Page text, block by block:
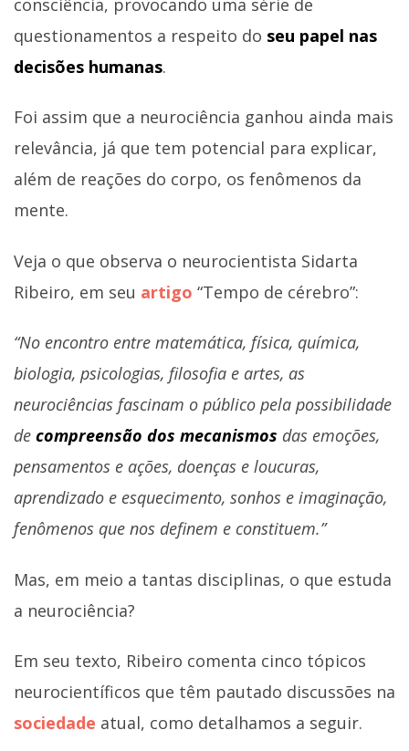
consciência, provocando uma série de
questionamentos a respeito do seu papel nas
decisões humanas.
Foi assim que a neurociência ganhou ainda mais
relevância, já que tem potencial para explicar,
além de reações do corpo, os fenômenos da
mente.
Veja o que observa o neurocientista Sidarta
Ribeiro, em seu artigo “Tempo de cérebro”:
“No encontro entre matemática, física, química,
biologia, psicologias, filosofia e artes, as
neurociências fascinam o público pela possibilidade
de compreensão dos mecanismos das emoções,
pensamentos e ações, doenças e loucuras,
aprendizado e esquecimento, sonhos e imaginação,
fenômenos que nos definem e constituem.”
Mas, em meio a tantas disciplinas, o que estuda
a neurociência?
Em seu texto, Ribeiro comenta cinco tópicos
neurocientíficos que têm pautado discussões na
sociedade atual, como detalhamos a seguir.